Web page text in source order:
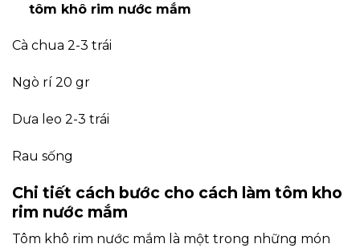
tôm khô rim nước mắm
Cà chua 2-3 trái
Ngò rí 20 gr
Dưa leo 2-3 trái
Rau sống
Chi tiết cách bước cho cách làm tôm kho
rim nước mắm
Tôm khô rim nước mắm là một trong những món